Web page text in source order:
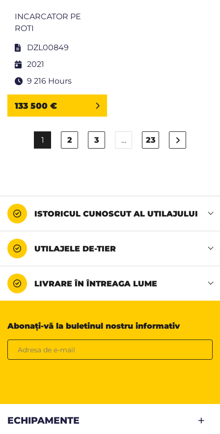
INCARCATOR PE
ROTI
DZL00849
2021
9 216 Hours
133 500 €
1 2 3 … 23
ISTORICUL CUNOSCUT AL UTILAJULUI
UTILAJELE DE-TIER
LIVRARE ÎN ÎNTREAGA LUME
Abonați-vă la buletinul nostru informativ
ECHIPAMENTE